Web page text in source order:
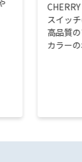
スイッ
高品質
カラー